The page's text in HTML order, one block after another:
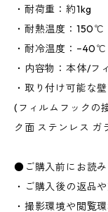
・耐荷重：約1kg
・耐熱温度：150℃
・耐冷温度：−40℃
・内容物：本体/フ
・取り付け可能な
(フィルムフックの
ク面 ステンレス ガ
●ご購入前にお読
・ご購入後の返品
・撮影環境や閲覧